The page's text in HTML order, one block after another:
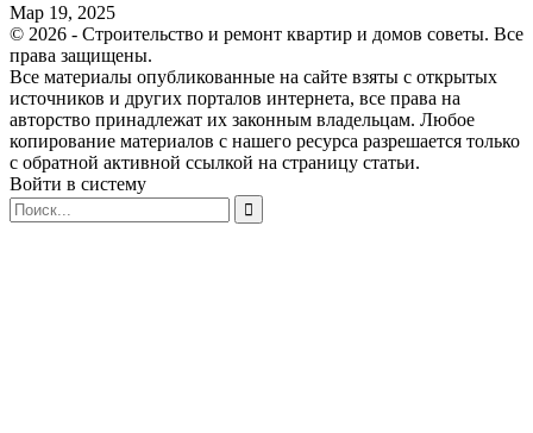
Мар 19, 2025
© 2026 - Строительство и ремонт квартир и домов советы. Все
права защищены.
Все материалы опубликованные на сайте взяты с открытых
источников и других порталов интернета, все права на
авторство принадлежат их законным владельцам. Любое
копирование материалов с нашего ресурса разрешается только
с обратной активной ссылкой на страницу статьи.
Войти в систему